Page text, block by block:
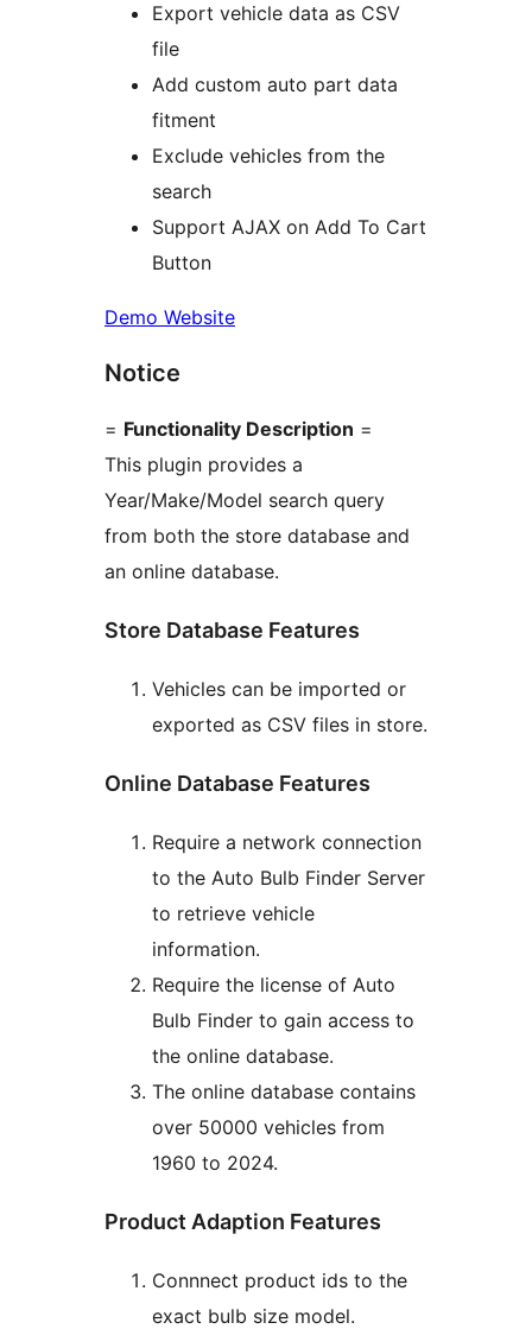
Export vehicle data as CSV
file
Add custom auto part data
fitment
Exclude vehicles from the
search
Support AJAX on Add To Cart
Button
Demo Website
Notice
= Functionality Description =
This plugin provides a
Year/Make/Model search query
from both the store database and
an online database.
Store Database Features
Vehicles can be imported or
exported as CSV files in store.
Online Database Features
Require a network connection
to the Auto Bulb Finder Server
to retrieve vehicle
information.
Require the license of Auto
Bulb Finder to gain access to
the online database.
The online database contains
over 50000 vehicles from
1960 to 2024.
Product Adaption Features
Connnect product ids to the
exact bulb size model.